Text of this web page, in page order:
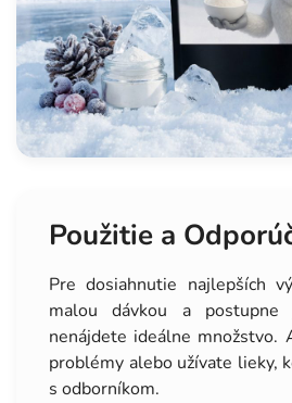
Použitie a
Pre dosiahnutie najlepších
malou dávkou a
nenájdete ideálne množstvo.
problémy alebo užívate lieky,
s odborníkom.